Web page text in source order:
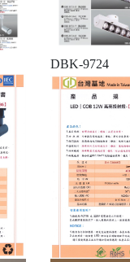
DBK-9724